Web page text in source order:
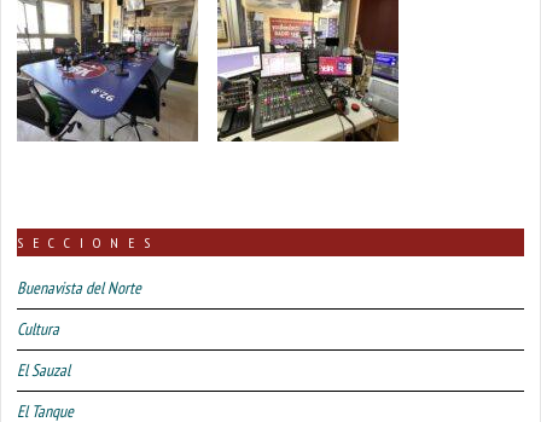
SECCIONES
Buenavista del Norte
Cultura
El Sauzal
El Tanque